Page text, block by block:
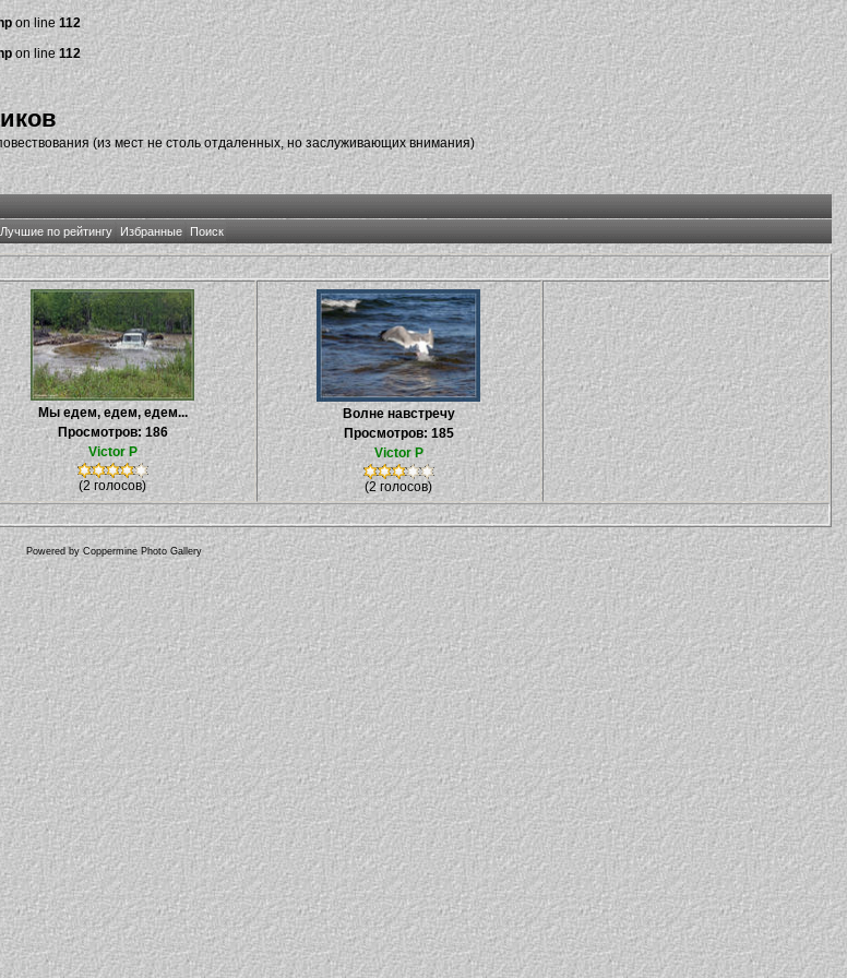
on line112
on line112
(из мест не столь отдаленных, но заслуживающих внимания)
Лучшие по рейтингу Избранные Поиск
Мы едем, едем, едем...
Просмотров: 186
Victor P
(2 голосов)
Волне навстречу
Просмотров: 185
Victor P
(2 голосов)
Powered byCoppermine Photo Gallery